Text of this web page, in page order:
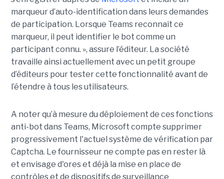
marqueur d’auto-identification dans leurs demandes
de participation. Lorsque Teams reconnaît ce
marqueur, il peut identifier le bot comme un
participant connu. », assure l’éditeur. La société
travaille ainsi actuellement avec un petit groupe
d’éditeurs pour tester cette fonctionnalité avant de
l’étendre à tous les utilisateurs.
A noter qu’à mesure du déploiement de ces fonctions
anti-bot dans Teams, Microsoft compte supprimer
progressivement l'actuel système de vérification par
Captcha. Le fournisseur ne compte pas en rester là
et envisage d'ores et déjà la mise en place de
contrôles et de dispositifs de surveillance